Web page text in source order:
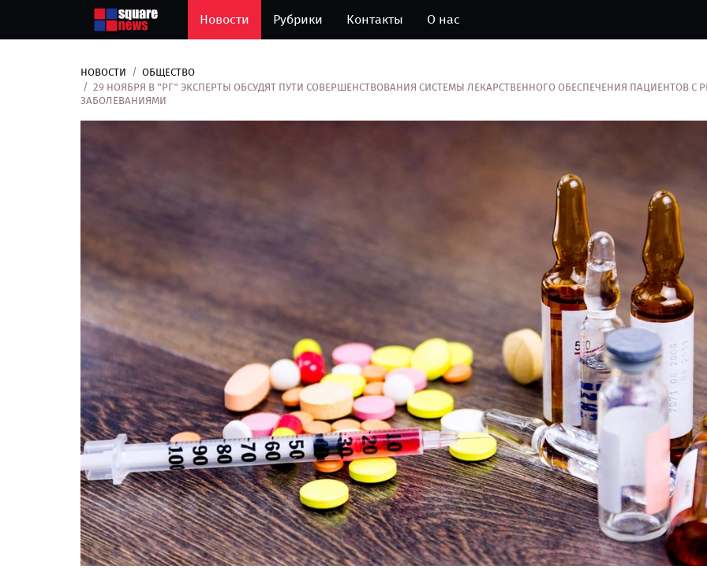
Новости Рубрики Контакты О нас
НОВОСТИ
ОБЩЕСТВО
29 НОЯБРЯ В "РГ" ЭКСПЕРТЫ ОБСУДЯТ ПУТИ СОВЕРШЕНСТВОВАНИЯ СИСТЕМЫ ЛЕКАРСТВЕННОГО ОБЕСПЕЧЕНИЯ ПАЦИЕНТОВ С
ЗАБОЛЕВАНИЯМИ